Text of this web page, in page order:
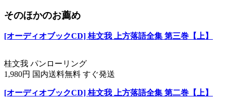
そのほかのお薦め
[オーディオブックCD] 桂文我 上方落語全集 第三巻【上】
桂文我 パンローリング
1,980円 国内送料無料 すぐ発送
[オーディオブックCD] 桂文我 上方落語全集 第二巻【上】